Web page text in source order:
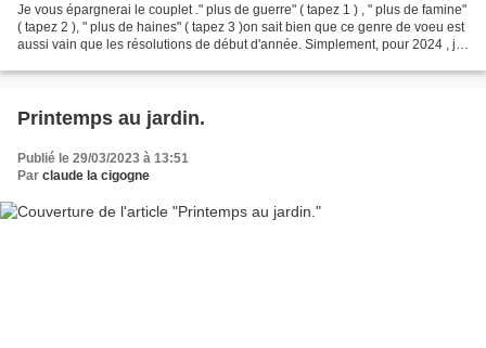
Je vous épargnerai le couplet ." plus de guerre" ( tapez 1 ) , " plus de famine"
( tapez 2 ), " plus de haines" ( tapez 3 )on sait bien que ce genre de voeu est
aussi vain que les résolutions de début d'année. Simplement, pour 2024 , je
Printemps au jardin.
Publié le 29/03/2023 à 13:51
Par claude la cigogne